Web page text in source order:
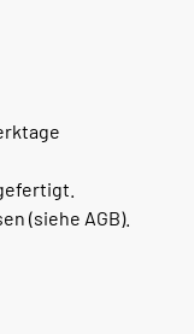
(siehe AGB).